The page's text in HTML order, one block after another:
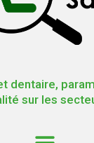
dentaire,
sur les